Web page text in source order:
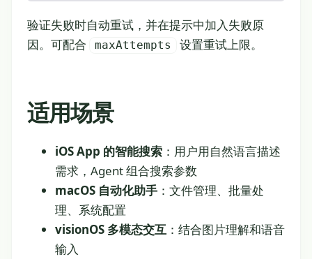
验证失败时自动重试，并在提示中加入失败原
因。可配合
maxAttempts 设置重试上限。
适用场景
iOS App 的智能搜索 ：用户用自然语言描述
需求，Agent 组合搜索参数
macOS 自动化助手 ：文件管理、批量处
理、系统配置
visionOS 多模态交互 ：结合图片理解和语音
输入